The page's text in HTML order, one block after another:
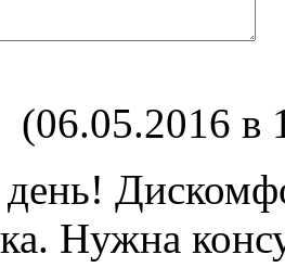
06.05.2016 в
Нужна